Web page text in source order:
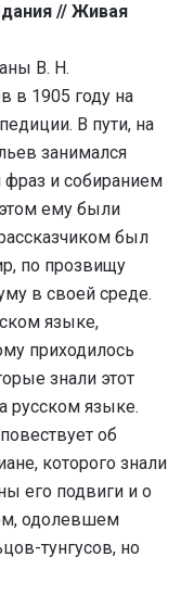
// Живая
В. Н.
в 1905 году на
В пути, на
занимался
фраз и собиранием
ему были
был
по прозвищу
в своей среде.
языке,
приходилось
знали этот
русском языке.
об
которого знали
его подвиги и о
одолевшем
тунгусов, но